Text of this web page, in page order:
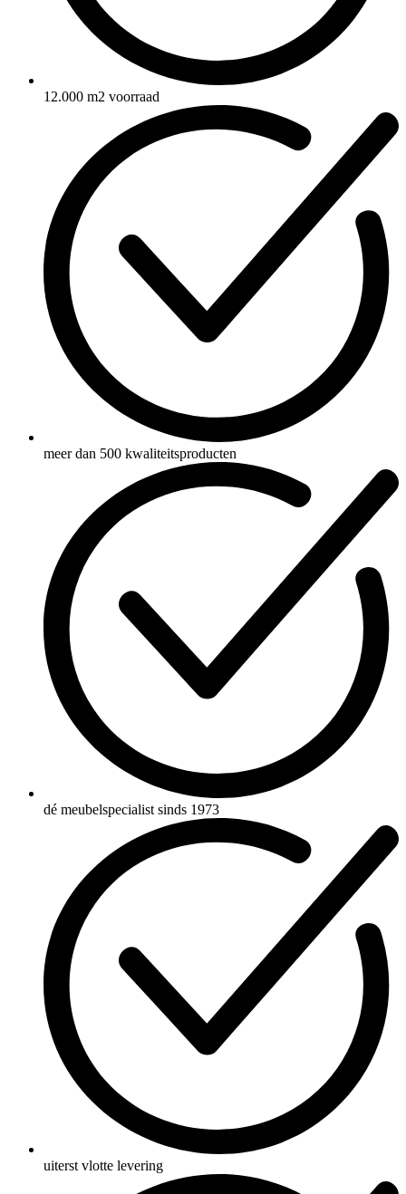
12.000 m2 voorraad
meer dan 500 kwaliteitsproducten
dé meubelspecialist sinds 1973
uiterst vlotte levering